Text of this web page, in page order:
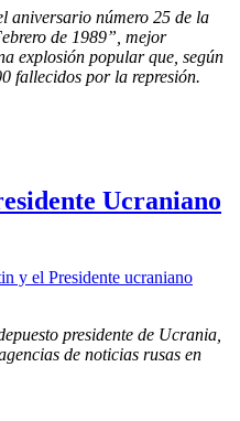
aniversario número 25 de la
de 1989”, mejor
explosión popular que, según
fallecidos por la represión.
Ucraniano
presidente de Ucrania,
de noticias rusas en